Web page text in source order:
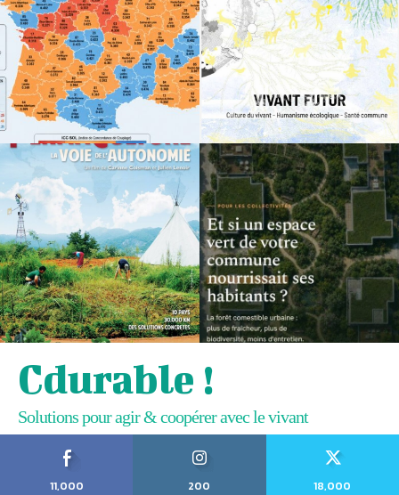
Cdurable !
Solutions pour agir & coopérer avec le vivant
11,000
200
18,000